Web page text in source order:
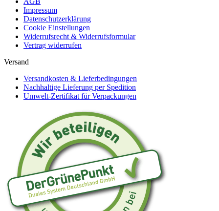
Impressum
Datenschutzerklärung
Cookie Einstellungen
Widerrufsrecht & Widerrufsformular
Vertrag widerrufen
Versand
Versandkosten & Lieferbedingungen
Nachhaltige Lieferung per Spedition
Umwelt-Zertifikat für Verpackungen